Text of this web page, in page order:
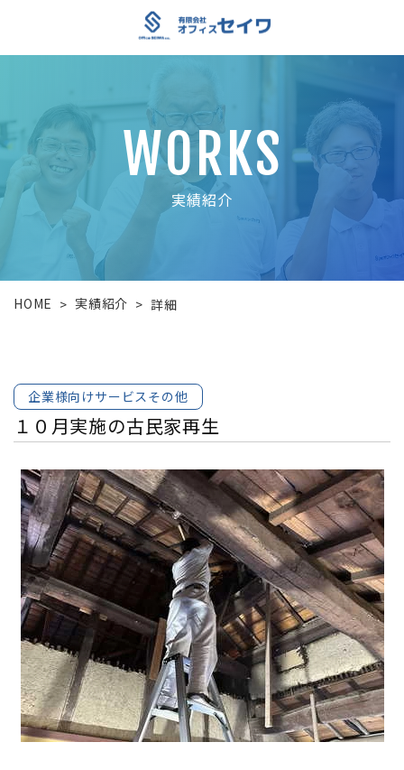
WORKS
実績紹介
HOME > 実績紹介 > 詳細
企業様向けサービスその他
１０月実施の古民家再生